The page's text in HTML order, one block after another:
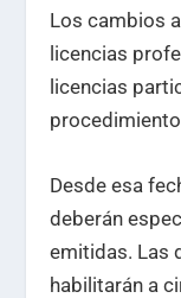
Los cambios
licencias
licencias
Desde esa
deberán
emitidas. Las
habilitarán a